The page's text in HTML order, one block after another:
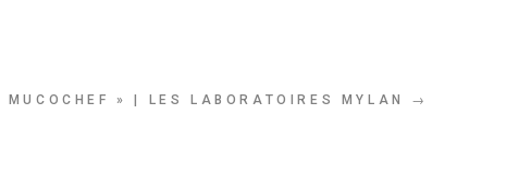
» | LES LABORATOIRES MYLAN →